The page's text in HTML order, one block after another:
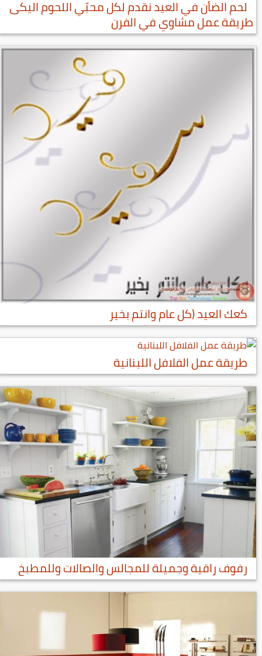
لحم الضأن في العيد نقدم لكل محبّي اللحوم اليكى
طريقة عمل مشاوي في الفرن
كعك العيد (كل عام وانتم بخير
طريقة عمل الفلافل اللبنانية
رفوف راقية وجميلة للمجالس والصالات وللمطبخ